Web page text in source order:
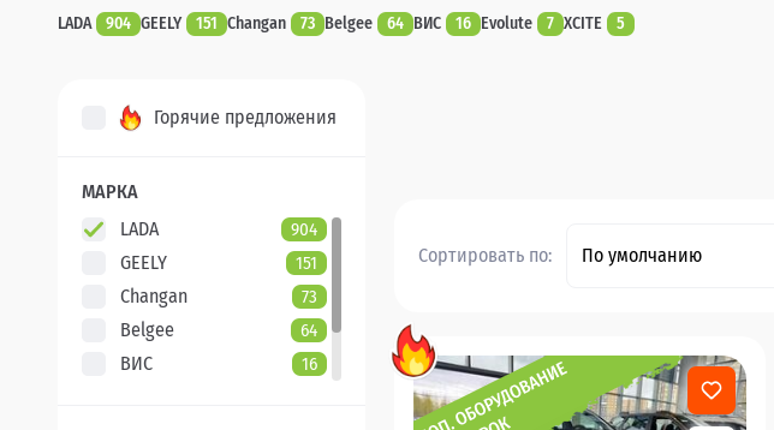
LADA 904 GEELY 151 Changan 73 Belgee 64 ВИС 16 Evolute 7 XCITE 5
Горячие предложения
МАРКА
LADA
904
GEELY 151
Changan 73
Belgee 64
ВИС 16
Сортировать по: По умолчанию